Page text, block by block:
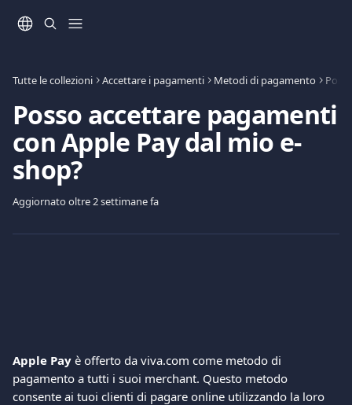
Tutte le collezioni Accettare i pagamenti Metodi di pagamento
Posso accettare pagamenti
con Apple Pay dal mio e-
shop?
Aggiornato oltre 2 settimane fa
Apple Pay è offerto da viva.com come metodo di
pagamento a tutti i suoi merchant. Questo metodo
consente ai tuoi clienti di pagare online utilizzando la loro